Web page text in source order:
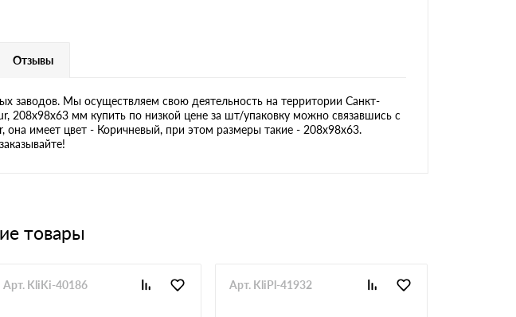
Отзывы
заводов. Мы осуществляем свою деятельность на территории Санкт-
208х98х63 мм купить по низкой цене за шт/упаковку можно связавшись с
имеет цвет - Коричневый, при этом размеры такие - 208х98х63.
товары
Арт. KliKi-40186 Арт. KliPl-41932